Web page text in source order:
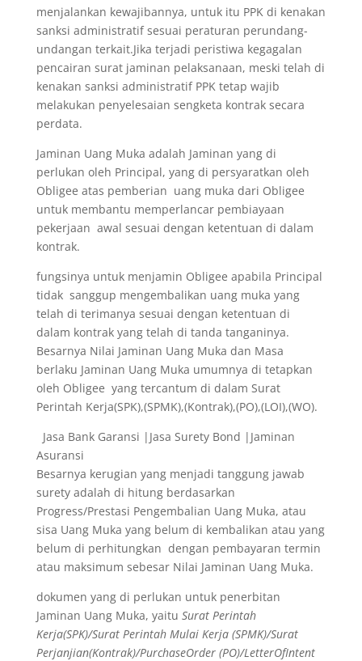
menjalankan kewajibannya, untuk itu PPK di kenakan
sanksi administratif sesuai peraturan perundang-
undangan terkait.Jika terjadi peristiwa kegagalan
pencairan surat jaminan pelaksanaan, meski telah di
kenakan sanksi administratif PPK tetap wajib
melakukan penyelesaian sengketa kontrak secara
perdata.
Jaminan Uang Muka adalah Jaminan yang di
perlukan oleh Principal, yang di persyaratkan oleh
Obligee atas pemberian uang muka dari Obligee
untuk membantu memperlancar pembiayaan
pekerjaan awal sesuai dengan ketentuan di dalam
kontrak.
fungsinya untuk menjamin Obligee apabila Principal
tidak sanggup mengembalikan uang muka yang
telah di terimanya sesuai dengan ketentuan di
dalam kontrak yang telah di tanda tanganinya.
Besarnya Nilai Jaminan Uang Muka dan Masa
berlaku Jaminan Uang Muka umumnya di tetapkan
oleh Obligee yang tercantum di dalam Surat
Perintah Kerja(SPK),(SPMK),(Kontrak),(PO),(LOI),(WO).
Jasa Bank Garansi |Jasa Surety Bond |Jaminan
Asuransi
Besarnya kerugian yang menjadi tanggung jawab
surety adalah di hitung berdasarkan
Progress/Prestasi Pengembalian Uang Muka, atau
sisa Uang Muka yang belum di kembalikan atau yang
belum di perhitungkan dengan pembayaran termin
atau maksimum sebesar Nilai Jaminan Uang Muka.
dokumen yang di perlukan untuk penerbitan
Jaminan Uang Muka, yaitu Surat Perintah
Kerja(SPK)/Surat Perintah Mulai Kerja (SPMK)/Surat
Perjanjian(Kontrak)/PurchaseOrder (PO)/LetterOfIntent